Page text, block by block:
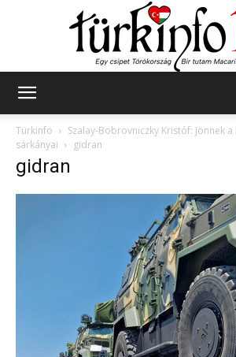
Türkinfo
Szalay-Bobrovniczky Kristóf: Jönnek
sárkányai
gidran
gidran